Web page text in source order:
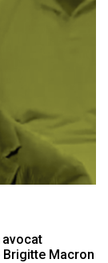
avocat
Macron